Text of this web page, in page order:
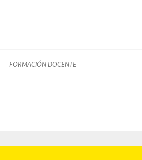
FORMACIÓN DOCENTE